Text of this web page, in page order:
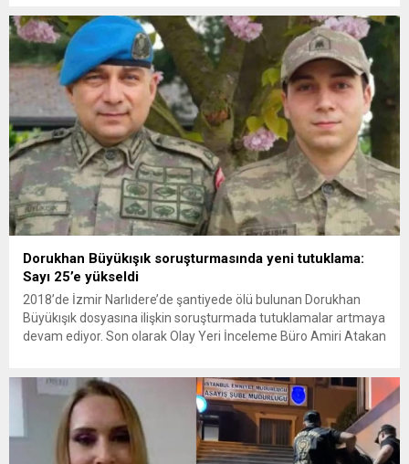
yeni bir ABD saldırısına anında yanıt verileceğini duyurdu....
Dorukhan Büyükışık soruşturmasında yeni tutuklama:
Sayı 25’e yükseldi
2018’de İzmir Narlıdere’de şantiyede ölü bulunan Dorukhan
Büyükışık dosyasına ilişkin soruşturmada tutuklamalar artmaya
devam ediyor. Son olarak Olay Yeri İnceleme Büro Amiri Atakan
bulunan Dorukhan Büyükışık’a ilişkin yeniden açılan
soruşturmada tutuklamalar genişliyor. Son olarak dönemin...